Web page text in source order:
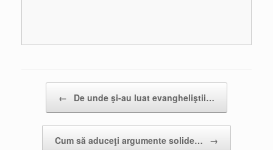
← De unde şi-au luat evangheliştii…
Cum să aduceţi argumente solide… →